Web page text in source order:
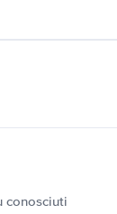
conosciuti